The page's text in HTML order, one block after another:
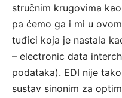
stručnim krugovima
pa ćemo ga i mi u
tuđici koja je nastala
– electronic data
podataka). EDI nije
sustav sinonim za